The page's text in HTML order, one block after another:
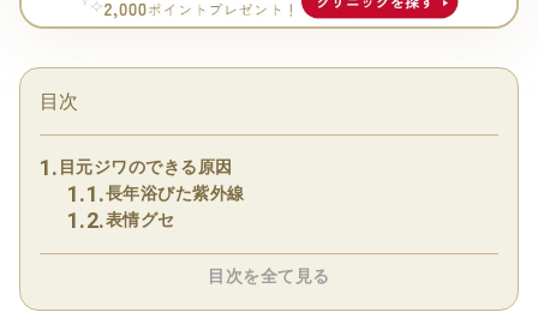
目次
目元ジワのできる原因
長年浴びた紫外線
表情グセ
目次を全て見る